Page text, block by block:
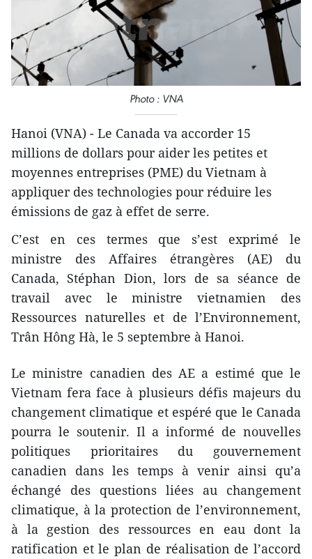
Photo : VNA
Hanoi (VNA) - Le Canada va accorder 15
millions de dollars pour aider les petites et
moyennes entreprises (PME) du Vietnam à
appliquer des technologies pour réduire les
émissions de gaz à effet de serre.
C’est en ces termes que s’est exprimé le
ministre des Affaires étrangères (AE) du
Canada, Stéphan Dion, lors de sa séance de
travail avec le ministre vietnamien des
Ressources naturelles et de l’Environnement,
Trân Hông Hà, le 5 septembre à Hanoi.
Le ministre canadien des AE a estimé que le
Vietnam fera face à plusieurs défis majeurs du
changement climatique et espéré que le Canada
pourra le soutenir. Il a inform​é​​ de nouvelles
politiques prioritaires du gouvernement
canadien dans les temps à venir ainsi qu’a
échang​é ​des questions liées au changement
climatique, à la protection de l’environnement,
à la gestion des ressources en eau dont la
ratification et le plan de réalisation de l’accord